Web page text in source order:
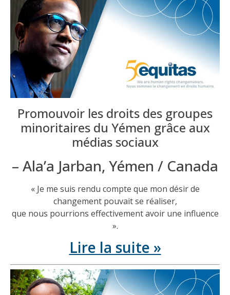
Promouvoir les droits des groupes
minoritaires du Yémen grâce aux
médias sociaux
– Ala’a Jarban, Yémen / Canada
« Je me suis rendu compte que mon désir de
changement pouvait se réaliser,
que nous pourrions effectivement avoir une influence
».
Lire la suite »